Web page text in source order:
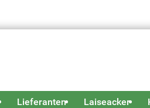
Lieferanten Laiseacker